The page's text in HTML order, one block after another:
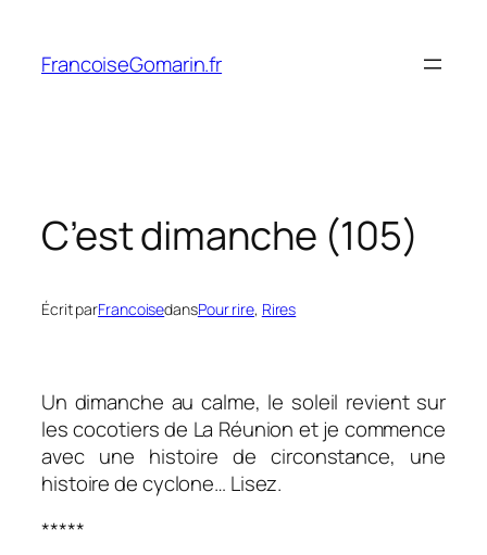
contenu
FrancoiseGomarin.fr
C’est dimanche (105)
Écrit parFrancoisedansPour rire, Rires
Un dimanche au calme, le soleil revient sur
les cocotiers de La Réunion et je commence
avec une histoire de circonstance, une
histoire de cyclone… Lisez.
*****